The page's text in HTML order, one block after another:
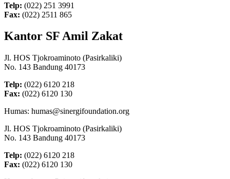
Telp: (022) 251 3991
Fax: (022) 2511 865
Kantor SF Amil Zakat
Jl. HOS Tjokroaminoto (Pasirkaliki)
No. 143 Bandung 40173
Telp: (022) 6120 218
Fax: (022) 6120 130
Humas: humas@sinergifoundation.org
Jl. HOS Tjokroaminoto (Pasirkaliki)
No. 143 Bandung 40173
Telp: (022) 6120 218
Fax: (022) 6120 130